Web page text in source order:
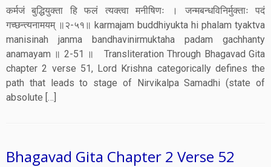
कर्मजं बुद्धियुक्ता हि फलं त्यक्त्वा मनीषिणः । जन्मबन्धविनिर्मुक्ताः पदं
गच्छन्त्यनामयम् ॥२-५१॥ karmajam buddhiyukta hi phalam tyaktva
manisinah janma bandhavinirmuktaha padam gachhanty
anamayam ॥ 2-51 ॥ Transliteration Through Bhagavad Gita
chapter 2 verse 51, Lord Krishna categorically defines the
path that leads to stage of Nirvikalpa Samadhi (state of
absolute […]
Bhagavad Gita Chapter 2 Verse 52